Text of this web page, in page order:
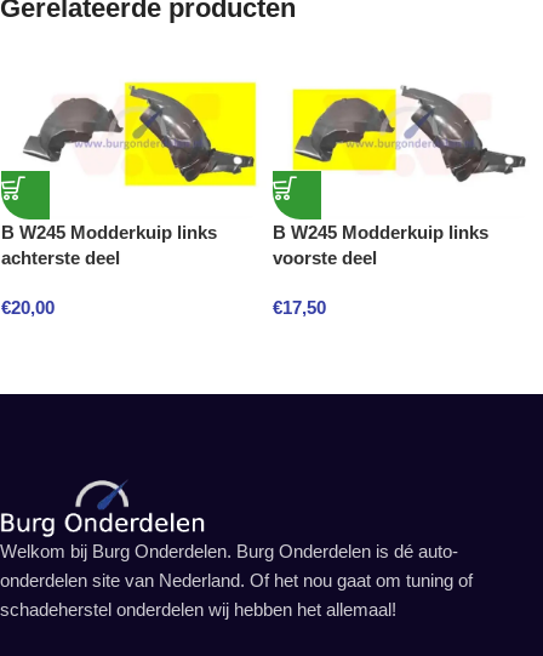
Gerelateerde producten
B W245 Modderkuip links
achterste deel
€20,00
B W245 Modderkuip links
voorste deel
€17,50
Welkom bij Burg Onderdelen. Burg Onderdelen is dé auto-
onderdelen site van Nederland. Of het nou gaat om tuning of
schadeherstel onderdelen wij hebben het allemaal!